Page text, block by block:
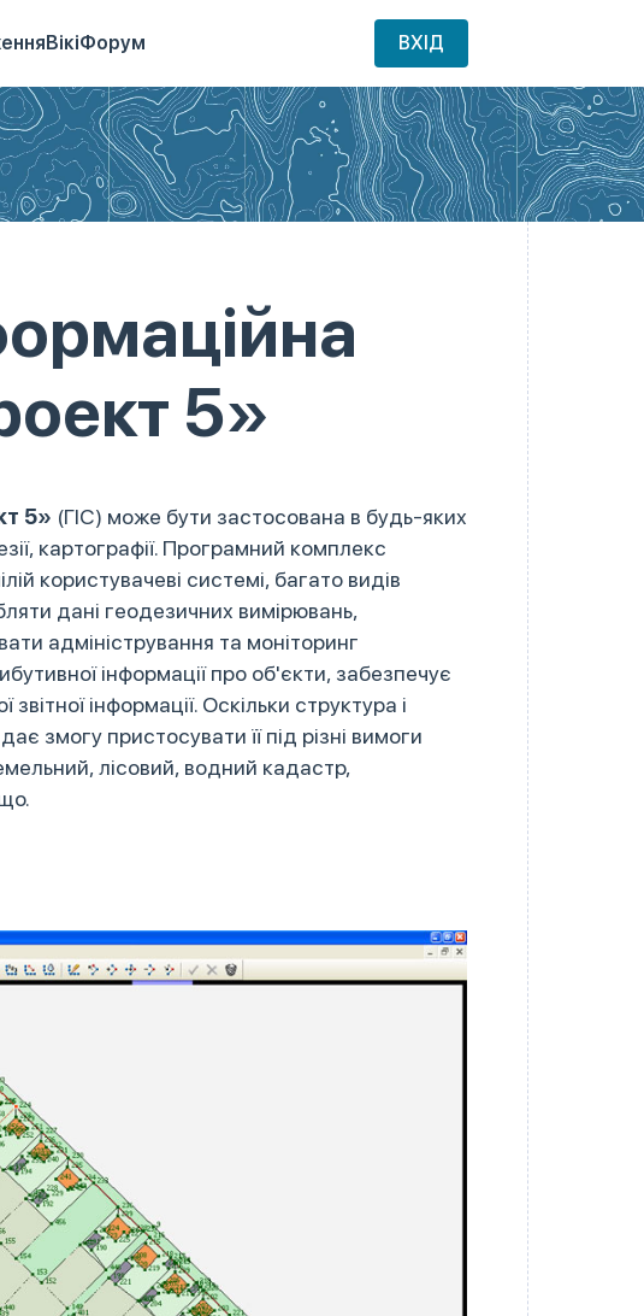
ВікіФорум ВХІД
5»
5» (ГІС) може бути застосована в будь-яких
картографії. Програмний комплекс
користувачеві системі, багато видів
дані геодезичних вимірювань,
адміністрування та моніторинг
інформації про об'єкти, забезпечує
інформації. Оскільки структура і
змогу пристосувати її під різні вимоги
лісовий, водний кадастр,